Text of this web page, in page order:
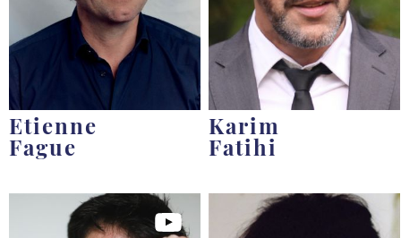
Etienne
Fague
Karim
Fatihi